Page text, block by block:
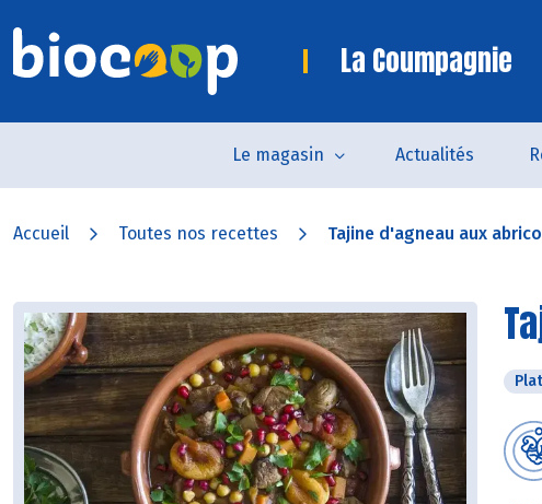
La Coumpagnie
Le magasin Actualités
Accueil Toutes nos recettes Tajine d'agneau aux